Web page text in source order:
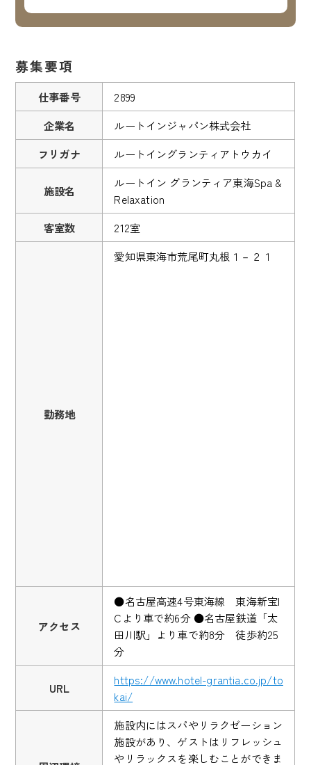
募集要項
仕事番号
2899
企業名
ルートインジャパン株式会社
フリガナ
ルートイングランティアトウカイ
施設名
ルートイン グランティア東海Spa &
Relaxation
客室数
212室
勤務地
愛知県東海市荒尾町丸根１－２１
アクセス
●名古屋高速4号東海線 東海新宝I
Cより車で約6分 ●名古屋鉄道「太
田川駅」より車で約8分 徒歩約25
分
URL
https://www.hotel-grantia.co.jp/to
kai/
施設内にはスパやリラクゼーション
施設があり、ゲストはリフレッシュ
やリラックスを楽しむことができま